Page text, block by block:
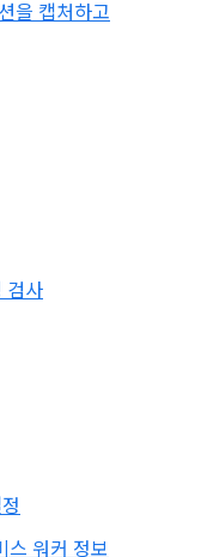
을 캡처하고
검사
스 워커 정보